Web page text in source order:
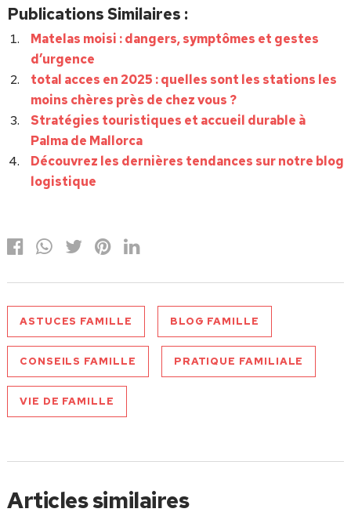
Publications Similaires :
Matelas moisi : dangers, symptômes et gestes
d’urgence
total acces en 2025 : quelles sont les stations les
moins chères près de chez vous ?
Stratégies touristiques et accueil durable à
Palma de Mallorca
Découvrez les dernières tendances sur notre blog
logistique
ASTUCES FAMILLE BLOG FAMILLE
CONSEILS FAMILLE PRATIQUE FAMILIALE
VIE DE FAMILLE
Articles similaires